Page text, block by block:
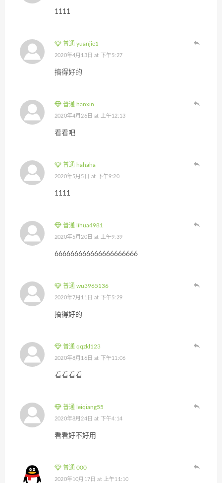
1111
普通 yuanjie1
2020年4月13日 at 下午5:27
搞得好的
普通 hanxin
2020年4月26日 at 上午12:13
看看吧
普通 hahaha
2020年5月5日 at 下午9:20
1111
普通 lihua4981
2020年5月20日 at 上午9:39
666666666666666666666
普通 wu3965136
2020年7月11日 at 下午5:29
搞得好的
普通 qqzkl123
2020年8月16日 at 下午11:06
看看看看
普通 leiqiang55
2020年8月24日 at 下午4:14
看看好不好用
普通 000
2020年10月17日 at 上午11:10